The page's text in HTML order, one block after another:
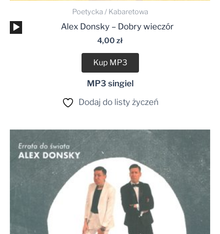
Poetycka / Kabaretowa
Odtwarzacz
plików
Alex Donsky – Dobry wieczór
4,00 zł
Kup MP3
MP3 singiel
Dodaj do listy życzeń